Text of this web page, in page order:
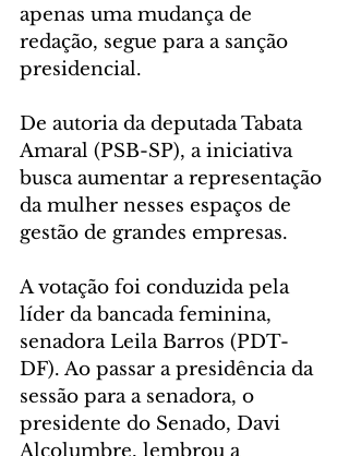
apenas uma mudança de
redação, segue para a sanção
presidencial.
De autoria da deputada Tabata
Amaral (PSB-SP), a iniciativa
busca aumentar a representação
da mulher nesses espaços de
gestão de grandes empresas.
A votação foi conduzida pela
líder da bancada feminina,
senadora Leila Barros (PDT-
DF). Ao passar a presidência da
sessão para a senadora, o
presidente do Senado, Davi
Alcolumbre, lembrou a